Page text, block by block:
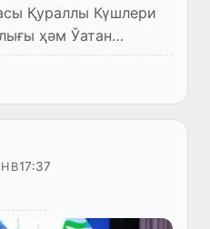
Қураллы Күшлери
ҳәм Ўатан
мүнәсибети
Руўхыйлық
салтана...
17:37